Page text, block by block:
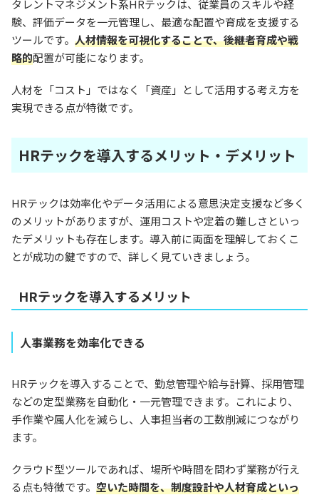
タレントマネジメント系HRテックは、従業員のスキルや経
験、評価データを一元管理し、最適な配置や育成を支援する
ツールです。 人材情報を可視化することで、後継者育成や戦
略的配置が可能になります。
人材を「コスト」ではなく「資産」として活用する考え方を
実現できる点が特徴です。
HRテックを導入するメリット・デメリット
HRテックは効率化やデータ活用による意思決定支援など多く
のメリットがありますが、運用コストや定着の難しさといっ
たデメリットも存在します。導入前に両面を理解しておくこ
とが成功の鍵ですので、詳しく見ていきましょう。
HRテックを導入するメリット
人事業務を効率化できる
HRテックを導入することで、勤怠管理や給与計算、採用管理
などの定型業務を自動化・一元管理できます。これにより、
手作業や属人化を減らし、人事担当者の工数削減につながり
ます。
クラウド型ツールであれば、場所や時間を問わず業務が行え
る点も特徴です。 空いた時間を、制度設計や人材育成といっ